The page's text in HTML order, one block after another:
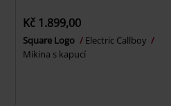
Kč 1.899,00
Square Logo
Electric Callboy
Mikina s kapucí